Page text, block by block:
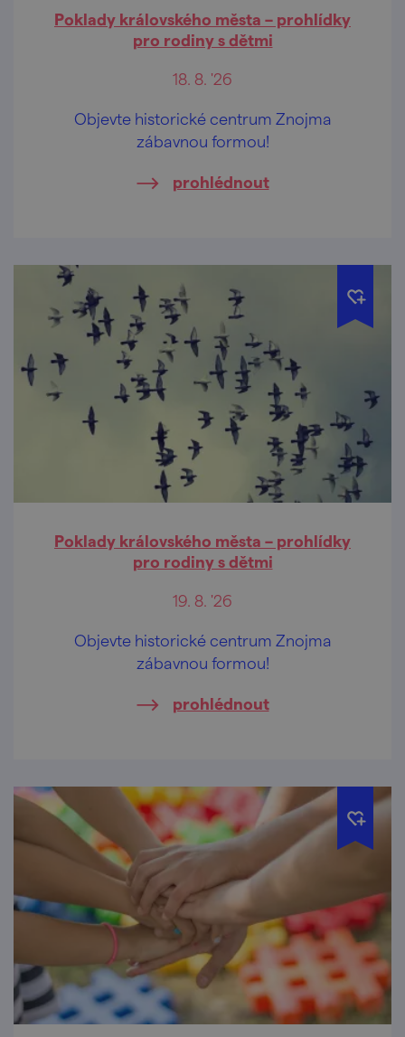
Poklady královského města – prohlídky
pro rodiny s dětmi
18. 8. '26
Objevte historické centrum Znojma
zábavnou formou!
prohlédnout
Poklady královského města – prohlídky
pro rodiny s dětmi
19. 8. '26
Objevte historické centrum Znojma
zábavnou formou!
prohlédnout